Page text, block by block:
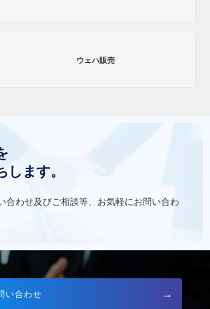
ウェハ販売
ます。
合わせ及びご相談等、お気軽にお問い合わ
い合わせ →